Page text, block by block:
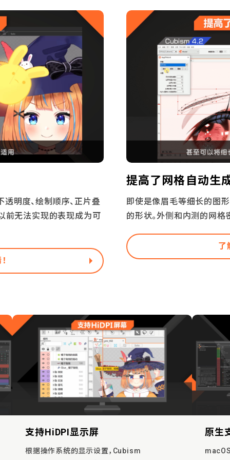
明度、绘制顺序、正片叠
前无法实现的表现成为可
提高了网格自动生
即使是像眉毛等细长的图
的形状。外侧和内测的网格
了
支持HiDPI显示屏
根据操作系统的显示设置，Cubism
原生